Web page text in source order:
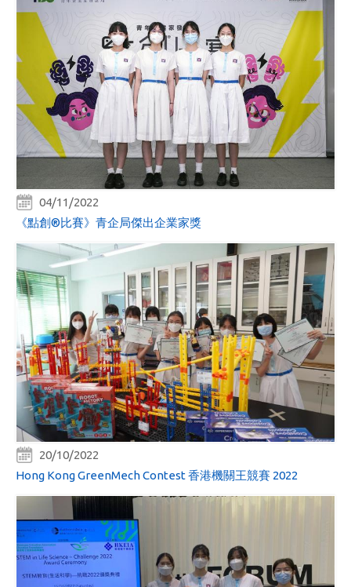
04/11/2022
《點創®比賽》青企局傑出企業家獎
20/10/2022
Hong Kong GreenMech Contest 香港機關王競賽 2022